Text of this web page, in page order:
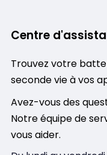
Centre
Trouvez votre
seconde vie à vos
Avez-vous des
Notre équipe de
vous aider.